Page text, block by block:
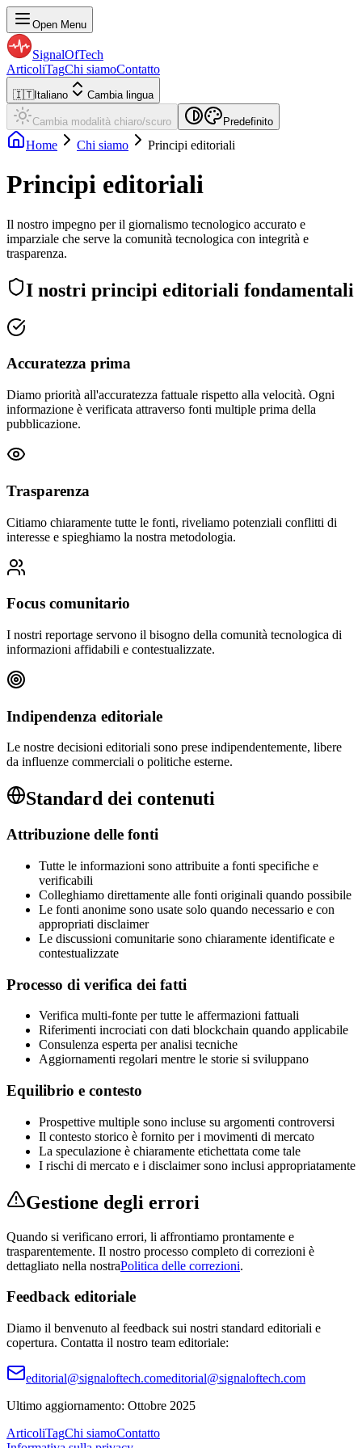
Open Menu
SignalOfTech
ArticoliTagChi siamoContatto
🇮🇹Italiano Cambia lingua
Cambia modalità chiaro/scuro Predefinito
Home Chi siamo Principi editoriali
Principi editoriali
Il nostro impegno per il giornalismo tecnologico accurato e
imparziale che serve la comunità tecnologica con integrità e
trasparenza.
I nostri principi editoriali fondamentali
Accuratezza prima
Diamo priorità all'accuratezza fattuale rispetto alla velocità. Ogni
informazione è verificata attraverso fonti multiple prima della
pubblicazione.
Trasparenza
Citiamo chiaramente tutte le fonti, riveliamo potenziali conflitti di
interesse e spieghiamo la nostra metodologia.
Focus comunitario
I nostri reportage servono il bisogno della comunità tecnologica di
informazioni affidabili e contestualizzate.
Indipendenza editoriale
Le nostre decisioni editoriali sono prese indipendentemente, libere
da influenze commerciali o politiche esterne.
Standard dei contenuti
Attribuzione delle fonti
Tutte le informazioni sono attribuite a fonti specifiche e
verificabili
Colleghiamo direttamente alle fonti originali quando possibile
Le fonti anonime sono usate solo quando necessario e con
appropriati disclaimer
Le discussioni comunitarie sono chiaramente identificate e
contestualizzate
Processo di verifica dei fatti
Verifica multi-fonte per tutte le affermazioni fattuali
Riferimenti incrociati con dati blockchain quando applicabile
Consulenza esperta per analisi tecniche
Aggiornamenti regolari mentre le storie si sviluppano
Equilibrio e contesto
Prospettive multiple sono incluse su argomenti controversi
Il contesto storico è fornito per i movimenti di mercato
La speculazione è chiaramente etichettata come tale
I rischi di mercato e i disclaimer sono inclusi appropriatamente
Gestione degli errori
Quando si verificano errori, li affrontiamo prontamente e
trasparentemente. Il nostro processo completo di correzioni è
dettagliato nella nostraPolitica delle correzioni.
Feedback editoriale
Diamo il benvenuto al feedback sui nostri standard editoriali e
copertura. Contatta il nostro team editoriale:
editorial@signaloftech.comeditorial@signaloftech.com
Ultimo aggiornamento: Ottobre 2025
ArticoliTagChi siamoContatto